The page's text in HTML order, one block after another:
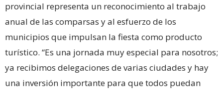
provincial representa un reconocimiento al trabajo
anual de las comparsas y al esfuerzo de los
municipios que impulsan la fiesta como producto
turístico. “Es una jornada muy especial para nosotros;
ya recibimos delegaciones de varias ciudades y hay
una inversión importante para que todos puedan